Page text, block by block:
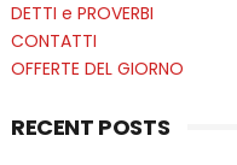
DETTI e PROVERBI
CONTATTI
OFFERTE DEL GIORNO
RECENT POSTS